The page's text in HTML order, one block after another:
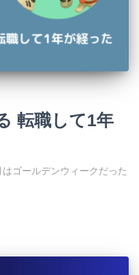
転職して1年
ゴールデンウィークだった